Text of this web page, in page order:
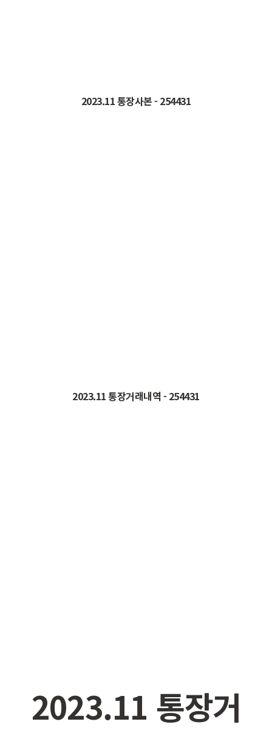
2023.11통장사본- 254431
2023.11통장거래내역- 254431
2023.11 통장거